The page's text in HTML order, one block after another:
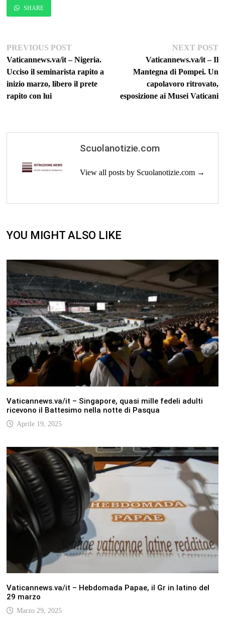
SHARE
Navigazione
articoli
PREVIOUS POSTPrevious
post:
Vaticannews.va/it – Nigeria.
Ucciso il seminarista rapito a
inizio marzo, libero il prete
rapito con lui
NEXT POST
Vaticannews.va/it – Il
Mantegna di Pompei. Un
capolavoro ritrovato,
esposizione ai Musei Vaticani
Scuolanotizie.com
View all posts by Scuolanotizie.com →
YOU MIGHT ALSO LIKE
Vaticannews.va/it – Singapore, quasi mille fedeli adulti
ricevono il Battesimo nella notte di Pasqua
Aprile 19, 2025
Vaticannews.va/it – Hebdomada Papae, il Gr in latino del
29 marzo
Marzo 29, 2025